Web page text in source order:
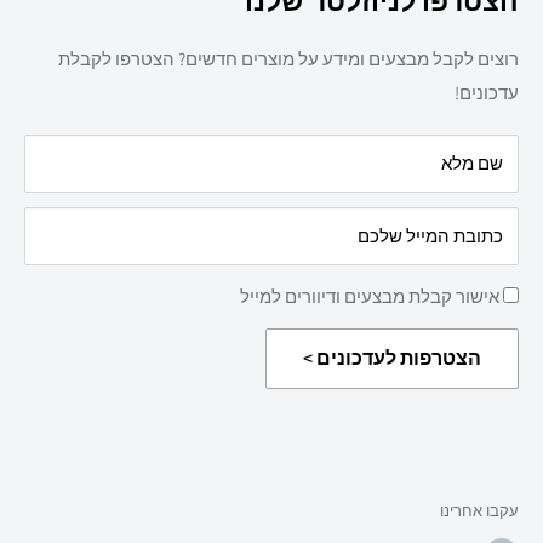
חד פעמי
מזון
מאמרים
מדיניות פרטיות
מדיניות החזרת מוצרים
רוצים לקבל מבצעים ומידע על מוצרים חדשים? הצטרפו לקבלת
עדכונים!
שם מלא
כתובת המייל שלכם
אישור קבלת מבצעים ודיוורים למייל
הצטרפות לעדכונים >
עקבו אחרינו